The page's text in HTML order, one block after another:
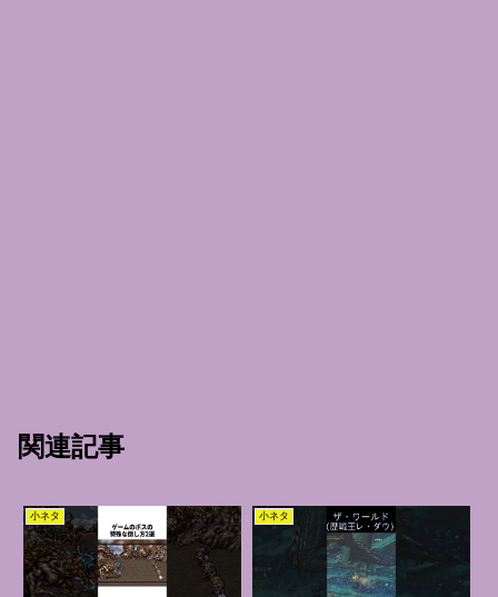
関連記事
小ネタ 小ネタ